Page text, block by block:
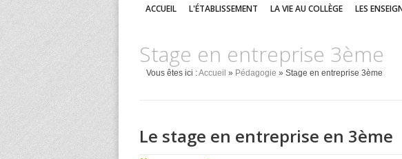
ACCUEIL L'ÉTABLISSEMENT LA VIE AU COLLÈGE LES
Stage en entreprise 3ème
Vous êtes ici :Accueil » Pédagogie » Stage en entreprise 3ème
Le stage en entreprise en 3ème